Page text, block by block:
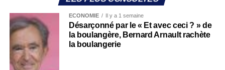
ECONOMIE Il y a 1 semaine
Désarçonné par le « Et avec ceci ? » de
la boulangère, Bernard Arnault rachète
la boulangerie